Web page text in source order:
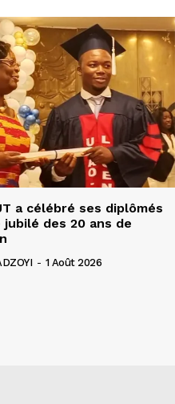
a célébré ses diplômés
des 20 ans de
- 1 Août 2026